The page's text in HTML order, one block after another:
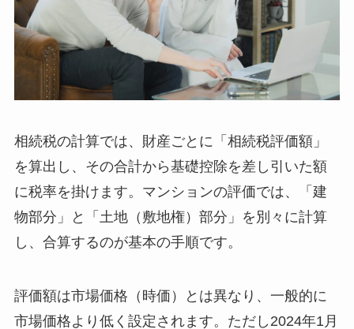
相続税の計算では、財産ごとに「相続税評価額」
を算出し、その合計から基礎控除を差し引いた額
に税率を掛けます。マンションの評価では、「建
物部分」と「土地（敷地権）部分」を別々に計算
し、合算するのが基本の手順です。
評価額は市場価格（時価）とは異なり、一般的に
市場価格より低く設定されます。ただし2024年1月